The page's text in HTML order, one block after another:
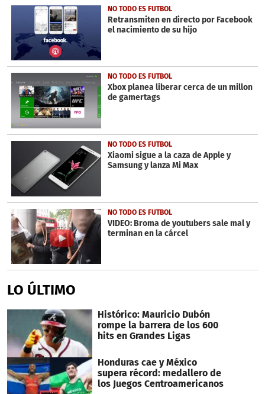
34
seconds
NO TODO ES FUTBOL
Retransmiten en directo por Facebook
el nacimiento de su hijo
NO TODO ES FUTBOL
Xbox planea liberar cerca de un millon
de gamertags
NO TODO ES FUTBOL
Xiaomi sigue a la caza de Apple y
Samsung y lanza Mi Max
NO TODO ES FUTBOL
VIDEO: Broma de youtubers sale mal y
terminan en la cárcel
LO ÚLTIMO
Histórico: Mauricio Dubón
rompe la barrera de los 600
hits en Grandes Ligas
Honduras cae y México
supera récord: medallero de
los Juegos Centroamericanos